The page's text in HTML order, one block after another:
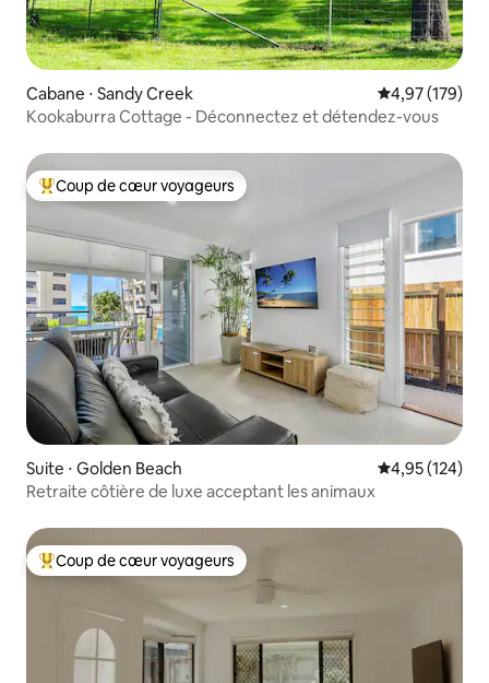
Cabane ⋅ Sandy Creek Évaluation
4,97 (179)
Kookaburra Cottage - Déconnectez et détendez-vous
Coups de cœur voyageurs les plus appréciés
Coup de cœur voyageurs
Suite ⋅ Golden Beach Évaluation
4,95 (124)
Retraite côtière de luxe acceptant les animaux
Coups de cœur voyageurs les plus appréciés
Coup de cœur voyageurs